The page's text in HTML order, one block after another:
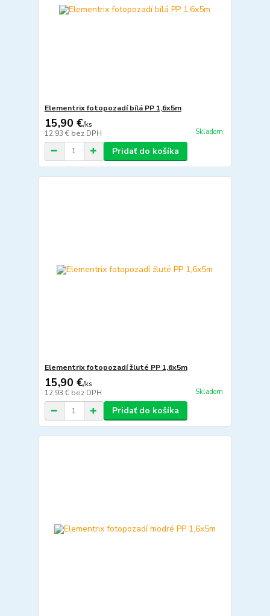
Elementrix fotopozadí bílá PP 1,6x5m
15,90 €/ks
12,93 € bez DPH Skladom
Pridať do košíka
Elementrix fotopozadí žluté PP 1,6x5m
15,90 €/ks
12,93 € bez DPH Skladom
Pridať do košíka